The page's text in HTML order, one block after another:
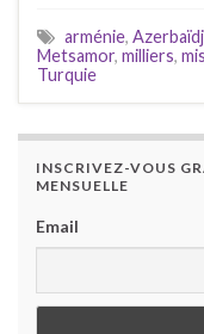
arménie,
Metsamor, milliers,
Turquie
INSCRIVEZ-VOUS
MENSUELLE
Email